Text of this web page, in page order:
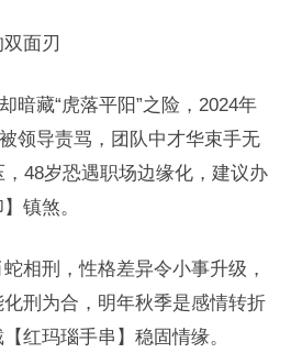
面刃
暗藏“虎落平阳”之险，2024年
领导责骂，团队中才华束手无
48岁恐遇职场边缘化，建议办
镇煞。
相刑，性格差异令小事升级，
刑为合，明年秋季是感情转折
红玛瑙手串】稳固情缘。